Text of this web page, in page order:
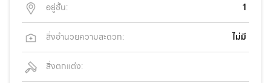
อยู่ชั้น: 1
สิ่งอำนวยความสะดวก: ไม่มี
สิ่งตกแต่ง: